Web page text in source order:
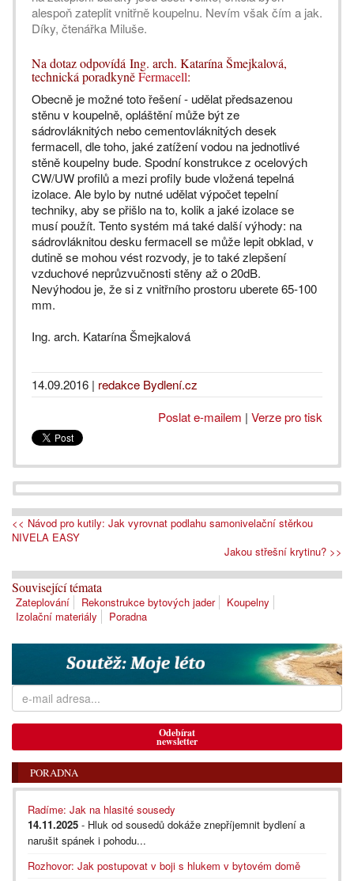
alespoň zateplit vnitřně koupelnu. Nevím však čím a jak.
Díky, čtenářka Miluše.
Na dotaz odpovídá Ing. arch. Katarína Šmejkalová,
technická poradkyněFermacell:
Obecně je možné toto řešení - udělat předsazenou
stěnu v koupelně, opláštění může být ze
sádrovláknitých nebo cementovláknitých desek
fermacell, dle toho, jaké zatížení vodou na jednotlivé
stěně koupelny bude. Spodní konstrukce z ocelových
CW/UW profilů a mezi profily bude vložená tepelná
izolace. Ale bylo by nutné udělat výpočet tepelní
techniky, aby se přišlo na to, kolik a jaké izolace se
musí použít. Tento systém má také další výhody: na
sádrovláknitou desku fermacell se může lepit obklad, v
dutině se mohou vést rozvody, je to také zlepšení
vzduchové neprůzvučnosti stěny až o 20dB.
Nevýhodou je, že si z vnitřního prostoru uberete 65-100
mm.
Ing. arch. Katarína Šmejkalová
14.09.2016 | redakce Bydlení.cz
Poslat e-mailem | Verze pro tisk
<< Návod pro kutily: Jak vyrovnat podlahu samonivelační stěrkou
NIVELA EASY
Jakou střešní krytinu? >>
Související témata
Zateplování Rekonstrukce bytových jader
Koupelny
Izolační materiály
Poradna
Odebírat
newsletter
PORADNA
Radíme: Jak na hlasité sousedy
14.11.2025 - Hluk od sousedů dokáže znepříjemnit bydlení a
narušit spánek i pohodu...
Rozhovor: Jak postupovat v boji s hlukem v bytovém domě